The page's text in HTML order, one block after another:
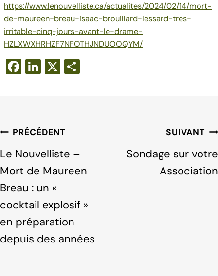
https://www.lenouvelliste.ca/actualites/2024/02/14/mort-
de-maureen-breau-isaac-brouillard-lessard-tres-
irritable-cinq-jours-avant-le-drame-
HZLXWXHRHZF7NFOTHJNDUOOQYM/
F
b
o
o
k
Li
dI
n
X
Navigation
l'article
PRÉCÉDENT
Le Nouvelliste –
Mort de Maureen
Breau : un «
cocktail explosif »
en préparation
depuis des années
SUIVANT
Sondage sur votre
Association